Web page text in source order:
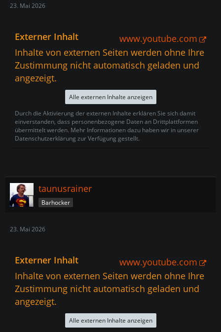
23. Mai 2026
Externer Inhalt
www.youtube.com
Inhalte von externen Seiten werden ohne Ihre
Zustimmung nicht automatisch geladen und
angezeigt.
Alle externen Inhalte anzeigen
Durch die Aktivierung der externen Inhalte erklären Sie sich damit
einverstanden, dass personenbezogene Daten an Drittplattformen
übermittelt werden. Mehr Informationen dazu haben wir in unserer
Datenschutzerklärung zur Verfügung gestellt.
taunusrainer
Barhocker
23. Mai 2026
Externer Inhalt
www.youtube.com
Inhalte von externen Seiten werden ohne Ihre
Zustimmung nicht automatisch geladen und
angezeigt.
Alle externen Inhalte anzeigen